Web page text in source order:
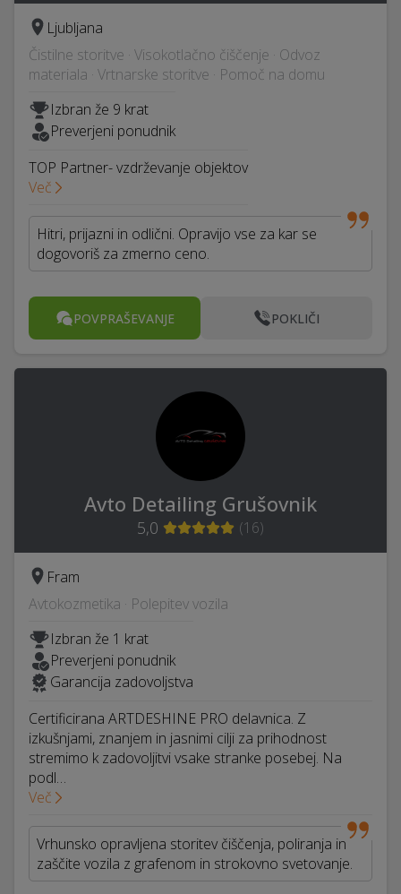
Ljubljana
Čistilne storitve · Visokotlačno čiščenje · Odvoz
materiala · Vrtnarske storitve · Pomoč na domu
Izbran že 9 krat
Preverjeni ponudnik
TOP Partner- vzdrževanje objektov
Več
Hitri, prijazni in odlični. Opravijo vse za kar se
dogovoriš za zmerno ceno.
POVPRAŠEVANJE POKLIČI
Avto Detailing Grušovnik
5,0 (16)
Fram
Avtokozmetika · Polepitev vozila
Izbran že 1 krat
Preverjeni ponudnik
Garancija zadovoljstva
Certificirana ARTDESHINE PRO delavnica. Z
izkušnjami, znanjem in jasnimi cilji za prihodnost
stremimo k zadovoljitvi vsake stranke posebej. Na
podl…
Več
Vrhunsko opravljena storitev čiščenja, poliranja in
zaščite vozila z grafenom in strokovno svetovanje.